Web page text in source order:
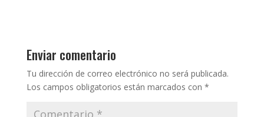
Enviar comentario
Tu dirección de correo electrónico no será publicada.
Los campos obligatorios están marcados con *